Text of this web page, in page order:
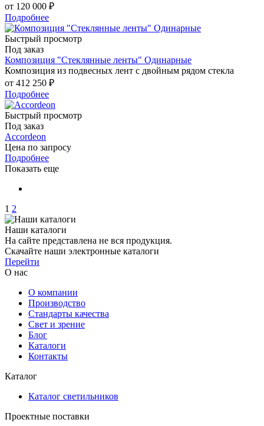
от 120 000 ₽
Подробнее
Быстрый просмотр
Под заказ
Композиция "Стеклянные ленты" Одинарные
Композиция из подвесных лент с двойным рядом стекла
от 412 250 ₽
Подробнее
Быстрый просмотр
Под заказ
Accordeon
Цена по запросу
Подробнее
Показать еще
1 2
Наши каталоги
На сайте представлена не вся продукция.
Скачайте наши электронные каталоги
Перейти
О нас
О компании
Производство
Стандарты качества
Свет и зрение
Блог
Каталоги
Контакты
Каталог
Каталог светильников
Проектные поставки